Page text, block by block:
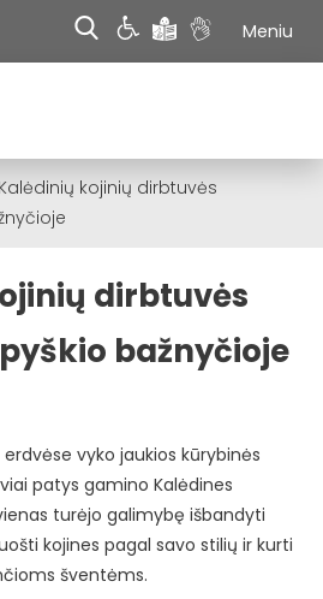
Meniu
Kalėdinių kojinių dirbtuvės
dirbtuvės
bažnyčioje
vyko jaukios kūrybinės
patys gamino Kalėdines
turėjo galimybę išbandyti
kojines pagal savo stilių ir kurti
šventėms.